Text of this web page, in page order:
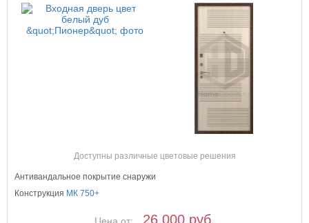
Доступны различные цветовые решения
Антивандальное покрытие снаружи
Конструкция МК 750+
26 000 руб.